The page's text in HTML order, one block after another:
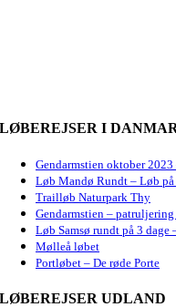
LØBEREJSER I
Gendarmstien oktober
Løb Mandø Rundt – Løb på
Trailløb Naturpark Thy
Gendarmstien –
Løb Samsø rundt på 3 dage
Mølleå løbet
Portløbet – De røde Porte
LØBEREJSER UDLAND